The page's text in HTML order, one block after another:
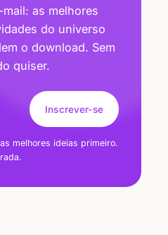
as melhores
do universo
o download. Sem
quiser.
Inscrever-se
melhores ideias primeiro.